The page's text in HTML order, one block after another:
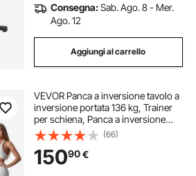
Consegna:Sab. Ago. 8 - Mer.
Ago. 12
Aggiungi al carrello
VEVOR Panca a inversione tavolo a
inversione portata 136 kg, Trainer
per schiena, Panca a inversione
pieghevole allenamento muscolare
con poggiatesta, Blocco caviglia,
Cintura protettiva regolabile
(66)
15090€